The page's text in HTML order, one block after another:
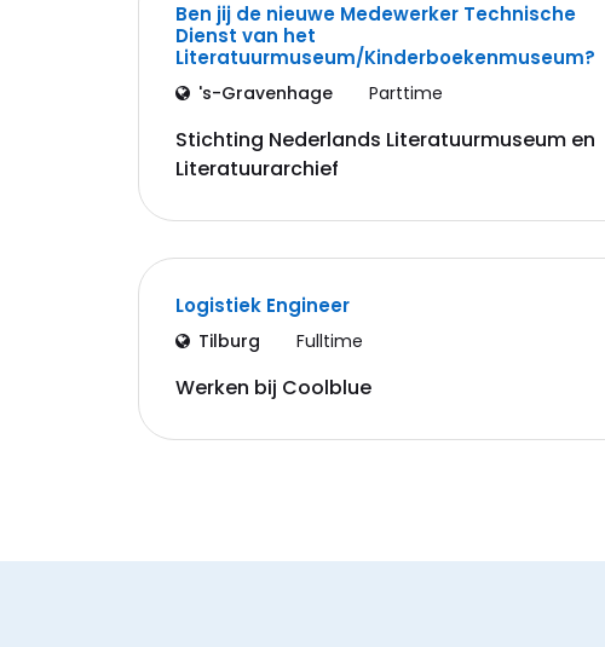
Ben jij de nieuwe Medewerker Technische
Dienst van het
Literatuurmuseum/Kinderboekenmuseum?
's-Gravenhage Parttime
Stichting Nederlands Literatuurmuseum en
Literatuurarchief
Logistiek Engineer
Tilburg Fulltime
Werken bij Coolblue